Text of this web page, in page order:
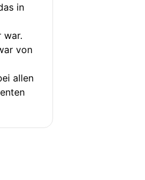
in
war.
von
allen